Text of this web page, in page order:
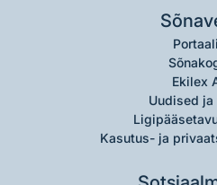
Ekilex
Uudised ja
Kasutus- ja